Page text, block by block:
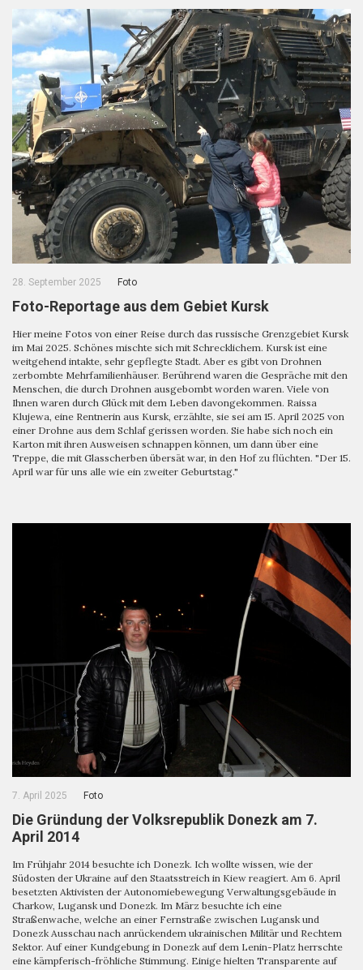
28. September 2025 Foto
Foto-Reportage aus dem Gebiet Kursk
Hier meine Fotos von einer Reise durch das russische Grenzgebiet Kursk
im Mai 2025. Schönes mischte sich mit Schrecklichem. Kursk ist eine
weitgehend intakte, sehr gepflegte Stadt. Aber es gibt von Drohnen
zerbombte Mehrfamilienhäuser. Berührend waren die Gespräche mit den
Menschen, die durch Drohnen ausgebombt worden waren. Viele von
Ihnen waren durch Glück mit dem Leben davongekommen. Raissa
Klujewa, eine Rentnerin aus Kursk, erzählte, sie sei am 15. April 2025 von
einer Drohne aus dem Schlaf gerissen worden. Sie habe sich noch ein
Karton mit ihren Ausweisen schnappen können, um dann über eine
Treppe, die mit Glasscherben übersät war, in den Hof zu flüchten. "Der 15.
April war für uns alle wie ein zweiter Geburtstag."
7. April 2025 Foto
Die Gründung der Volksrepublik Donezk am 7.
April 2014
Im Frühjahr 2014 besuchte ich Donezk. Ich wollte wissen, wie der
Südosten der Ukraine auf den Staatsstreich in Kiew reagiert. Am 6. April
besetzten Aktivisten der Autonomiebewegung Verwaltungsgebäude in
Charkow, Lugansk und Donezk. Im März besuchte ich eine
Straßenwache, welche an einer Fernstraße zwischen Lugansk und
Donezk Ausschau nach anrückendem ukrainischen Militär und Rechtem
Sektor. Auf einer Kundgebung in Donezk auf dem Lenin-Platz herrschte
eine kämpferisch-fröhliche Stimmung. Einige hielten Transparente auf